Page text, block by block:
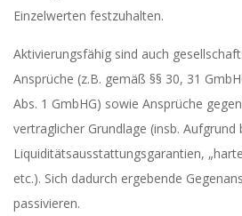
Einzelwerten festzuhalten.
Aktivierungsfähig sind auch
Ansprüche (z.B. gemäß §§ 30, 31
Abs. 1 GmbHG) sowie Ansprüche
vertraglicher Grundlage (insb. Aufgrund
Liquiditätsausstattungsgarantien,
etc.). Sich dadurch ergebende
passivieren.